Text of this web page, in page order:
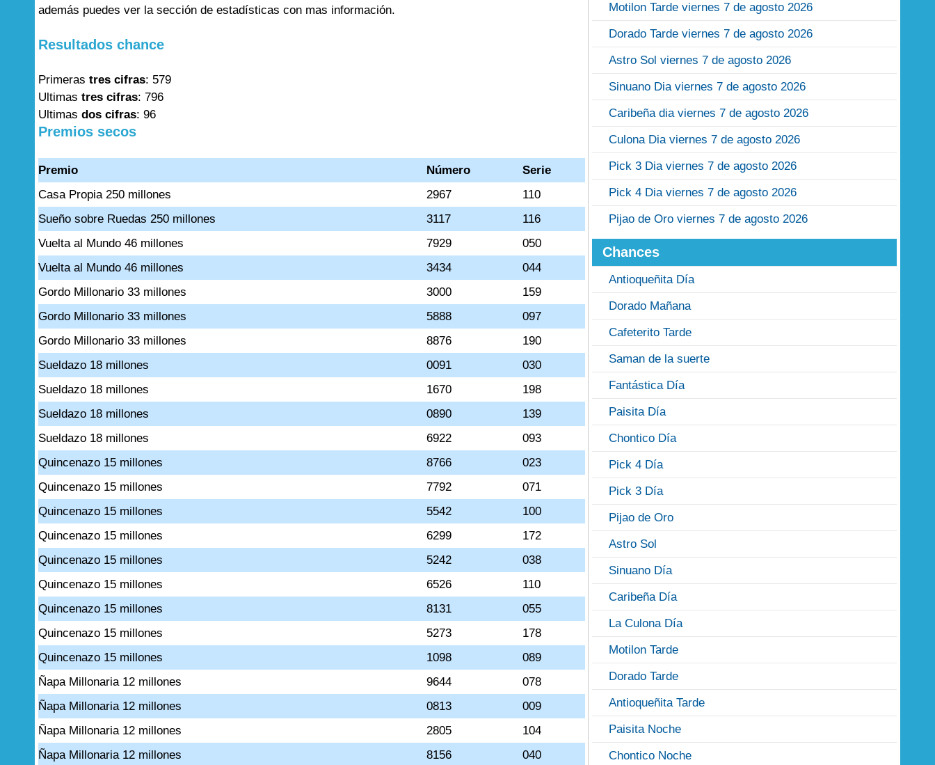
además puedes ver la sección de estadísticas con mas información.
Resultados chance
Primeras tres cifras: 579
Ultimas tres cifras: 796
Ultimas dos cifras: 96
Premios secos
Premio Número
Serie
Casa Propia 250 millones
2967
110
Sueño sobre Ruedas 250 millones
3117
116
Vuelta al Mundo 46 millones
7929
050
Vuelta al Mundo 46 millones
3434
044
Gordo Millonario 33 millones
3000
159
Gordo Millonario 33 millones
5888
097
Gordo Millonario 33 millones
8876
190
Sueldazo 18 millones
0091
030
Sueldazo 18 millones
1670
198
Sueldazo 18 millones
0890
139
Sueldazo 18 millones
6922
093
Quincenazo 15 millones
8766
023
Quincenazo 15 millones
7792
071
Quincenazo 15 millones
5542
100
Quincenazo 15 millones
6299
172
Quincenazo 15 millones
5242
038
Quincenazo 15 millones
6526
110
Quincenazo 15 millones
8131
055
Quincenazo 15 millones
5273
178
Quincenazo 15 millones
1098
089
Ñapa Millonaria 12 millones
9644
078
Ñapa Millonaria 12 millones
0813
009
Ñapa Millonaria 12 millones
2805
104
Ñapa Millonaria 12 millones
8156
040
Motilon Tarde viernes 7 de agosto 2026
Dorado Tarde viernes 7 de agosto 2026
Astro Sol viernes 7 de agosto 2026
Sinuano Dia viernes 7 de agosto 2026
Caribeña dia viernes 7 de agosto 2026
Culona Dia viernes 7 de agosto 2026
Pick 3 Dia viernes 7 de agosto 2026
Pick 4 Dia viernes 7 de agosto 2026
Pijao de Oro viernes 7 de agosto 2026
Chances
Antioqueñita Día
Dorado Mañana
Cafeterito Tarde
Saman de la suerte
Fantástica Día
Paisita Día
Chontico Día
Pick 4 Día
Pick 3 Día
Pijao de Oro
Astro Sol
Sinuano Día
Caribeña Día
La Culona Día
Motilon Tarde
Dorado Tarde
Antioqueñita Tarde
Paisita Noche
Chontico Noche